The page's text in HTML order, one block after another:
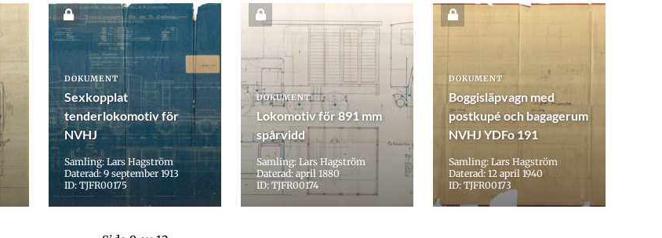
DOKUMENT
Sexkopplat
tenderlokomotiv för
NVHJ
Samling: Lars Hagström
Daterad: 9 september 1913
ID: TJFR00175
DOKUMENT
Lokomotiv för 891 mm
spårvidd
Samling: Lars Hagström
Daterad: april 1880
ID: TJFR00174
DOKUMENT
Boggisläpvagn med
postkupé och bagagerum
NVHJ YDFo 191
Samling: Lars Hagström
Daterad: 12 april 1940
ID: TJFR00173